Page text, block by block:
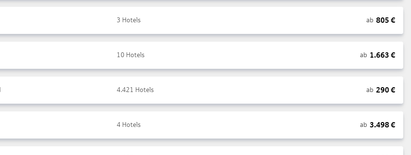
3 Hotels ab 805 €
10 Hotels ab 1.663 €
4.421 Hotels ab 290€
4 Hotels ab 3.498€